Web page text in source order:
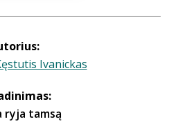
Ivanickas
ryja tamsą